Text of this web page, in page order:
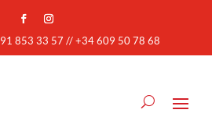
91 853 33 57 // +34 609 50 78 68